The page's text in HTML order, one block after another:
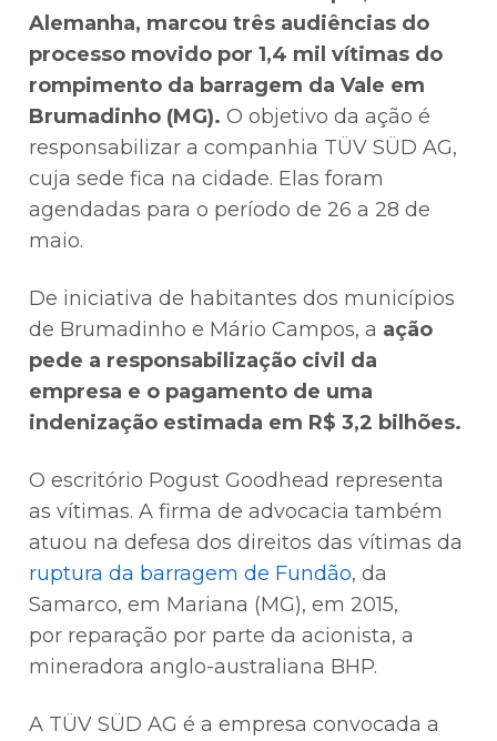
Alemanha, marcou três audiências do
processo movido por 1,4 mil vítimas do
rompimento da barragem da Vale em
Brumadinho (MG).O objetivo da ação é
responsabilizar a companhia TÜV SÜD AG,
cuja sede fica na cidade. Elas foram
agendadas para o período de 26 a 28 de
maio.
De iniciativa de habitantes dos municípios
de Brumadinho e Mário Campos, a ação
pede a responsabilização civil da
empresa e o pagamento de uma
indenização estimada em R$ 3,2 bilhões.
O escritório Pogust Goodhead representa
as vítimas. A firma de advocacia também
atuou na defesa dos direitos das vítimas da
ruptura da barragem de Fundão, da
Samarco, em Mariana (MG), em 2015,
por reparação por parte da acionista, a
mineradora anglo-australiana BHP.
A TÜV SÜD AG é a empresa convocada a